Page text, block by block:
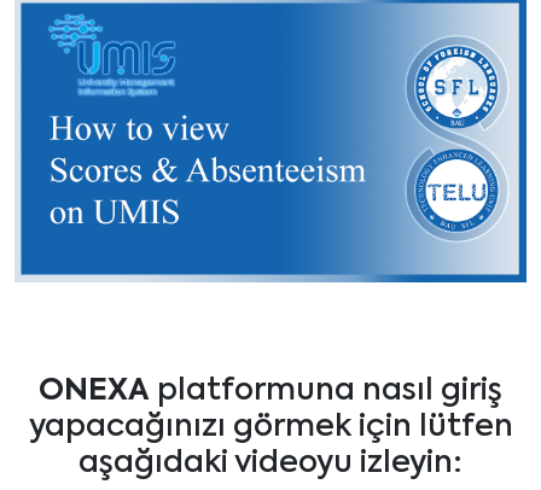
ONEXA platformuna nasıl giriş
yapacağınızı görmek için lütfen
aşağıdaki videoyu izleyin: